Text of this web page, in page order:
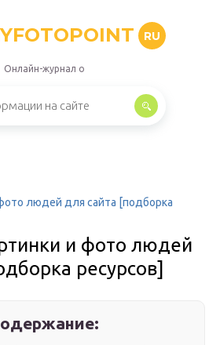
RU
Онлайн-журнал о
людей для сайта [подборка
и фото людей
ресурсов]